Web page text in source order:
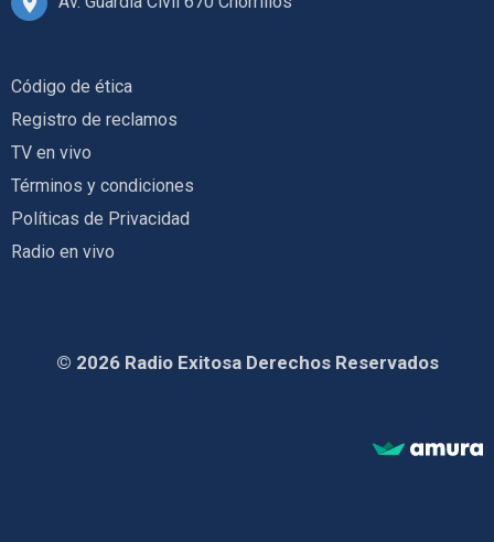
Código de ética
Registro de reclamos
TV en vivo
Términos y condiciones
Políticas de Privacidad
Radio en vivo
© 2026 Radio Exitosa Derechos Reservados